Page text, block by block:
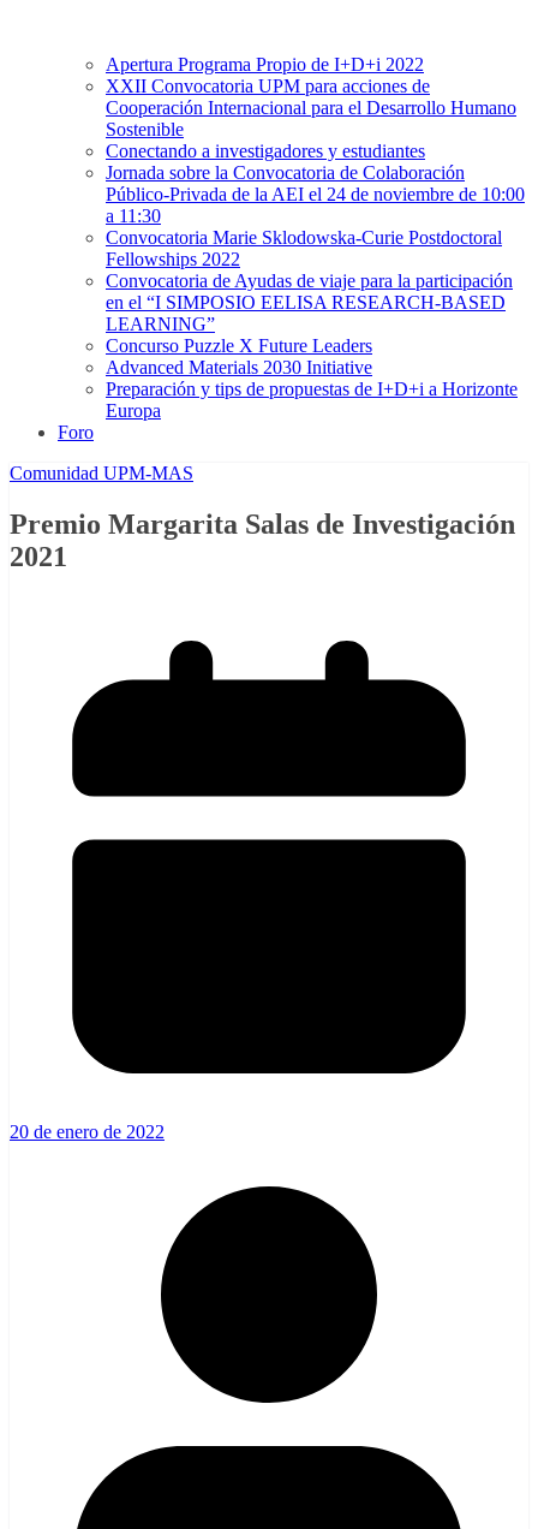
Apertura Programa Propio de I+D+i 2022
XXII Convocatoria UPM para acciones de
Cooperación Internacional para el Desarrollo Humano
Sostenible
Conectando a investigadores y estudiantes
Jornada sobre la Convocatoria de Colaboración
Público-Privada de la AEI el 24 de noviembre de 10:00
a 11:30
Convocatoria Marie Sklodowska-Curie Postdoctoral
Fellowships 2022
Convocatoria de Ayudas de viaje para la participación
en el “I SIMPOSIO EELISA RESEARCH-BASED
LEARNING”
Concurso Puzzle X Future Leaders
Advanced Materials 2030 Initiative
Preparación y tips de propuestas de I+D+i a Horizonte
Europa
Foro
Comunidad UPM-MAS
Premio Margarita Salas de Investigación
2021
20 de enero de 2022